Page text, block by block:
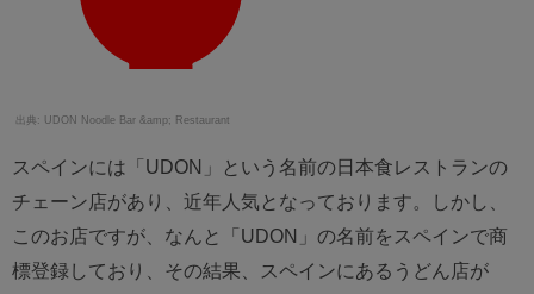
UDON Noodle Bar &amp; Restaurant
スペインには「UDON」という名前の日本食レストランの
チェーン店があり、近年人気となっております。しかし、
このお店ですが、なんと「UDON」の名前をスペインで商
標登録しており、その結果、スペインにあるうどん店が